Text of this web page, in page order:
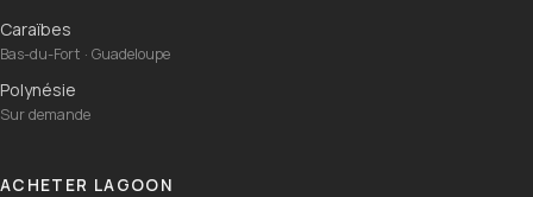
Caraïbes
Bas-du-Fort · Guadeloupe
Polynésie
Sur demande
ACHETER LAGOON